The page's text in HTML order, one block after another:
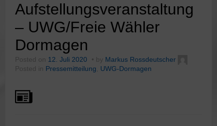
Aufstellungsveranstaltung
– UWG/Freie Wähler
Dormagen
Posted on 12. Juli 2020 by Markus Rossdeutscher
Posted in Pressemitteilung UWG-Dormagen